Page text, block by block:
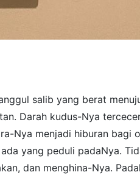
salib yang berat
Darah kudus-Nya
Nya menjadi hiburan bagi
yang peduli padaNya.
dan menghina-Nya.